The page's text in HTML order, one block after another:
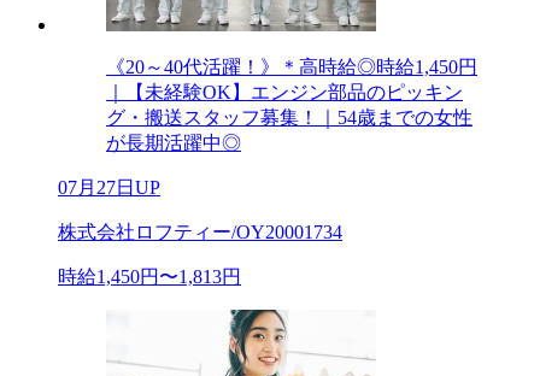
《20～40代活躍！》＊高時給◎時給1,450円
｜【未経験OK】エンジン部品のピッキン
グ・搬送スタッフ募集！｜54歳までの女性
が長期活躍中◎
07月27日UP
株式会社ロフティー/OY20001734
時給1,450円〜1,813円